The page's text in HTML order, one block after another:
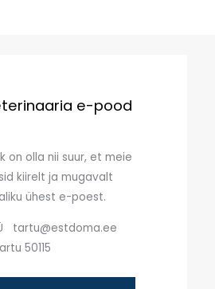
e-pood
on olla nii suur, et meie
kiirelt ja mugavalt
ühest e-poest.
tartu@estdoma.ee
50115